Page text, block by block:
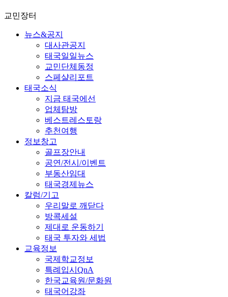
교민장터
뉴스&공지
대사관공지
태국일일뉴스
교민단체동정
스페샬리포트
태국소식
지금 태국에선
업체탐방
베스트레스토랑
추천여행
정보창고
골프장안내
공연/전시/이벤트
부동산임대
태국경제뉴스
칼럼/기고
우리말로 깨닫다
방콕세설
제대로 운동하기
태국 투자와 세법
교육정보
국제학교정보
특례입시QnA
한국교육원/문화원
태국어강좌